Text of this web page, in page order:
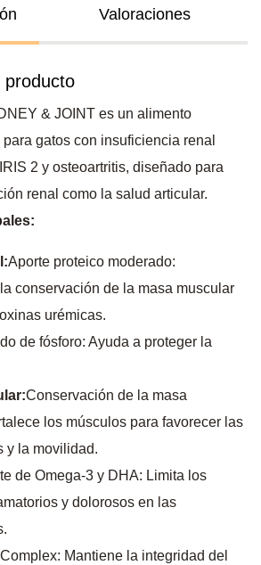
Valoraciones
producto
& JOINT es un alimento
gatos con insuficiencia renal
2 y osteoartritis, diseñado para
renal como la salud articular.
Aporte proteico moderado:
conservación de la masa muscular
urémicas.
de fósforo: Ayuda a proteger la
Conservación de la masa
los músculos para favorecer las
y la movilidad.
de Omega-3 y DHA: Limita los
y dolorosos en las
Mantiene la integridad del